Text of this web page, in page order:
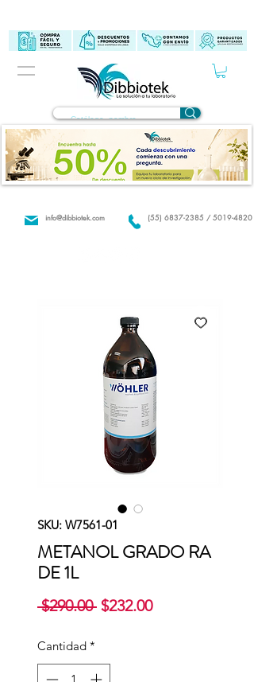
(55) 6837-2385 / 5019-4820
info@dibbiotek.com
SKU: W7561-01
METANOL GRADO RA
DE 1L
$290.00 Precio
$232.00Precio
Cantidad *